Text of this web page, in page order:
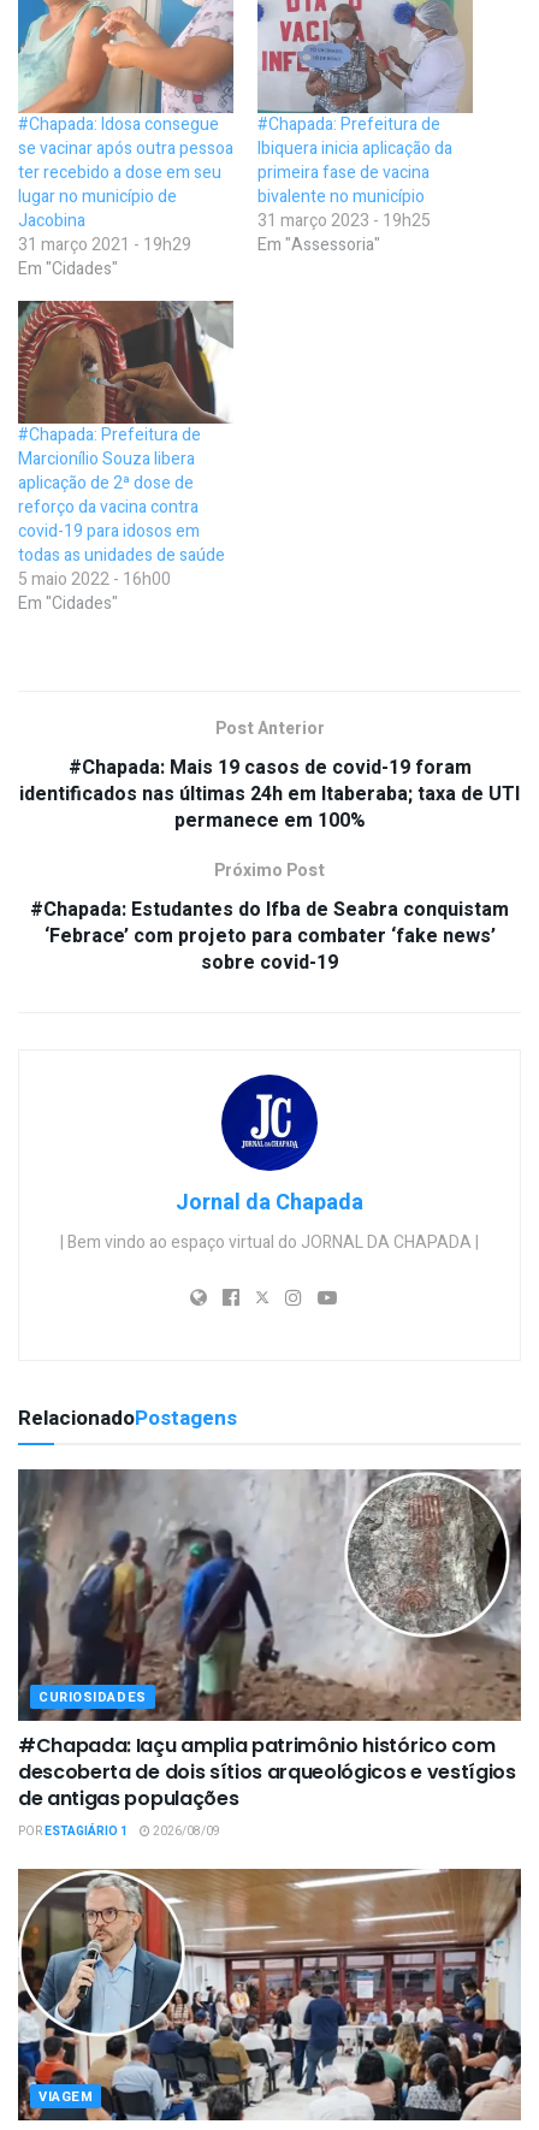
#Chapada: Idosa consegue
se vacinar após outra pessoa
ter recebido a dose em seu
lugar no município de
Jacobina
31 março 2021 - 19h29
Em "Cidades"
#Chapada: Prefeitura de
Ibiquera inicia aplicação da
primeira fase de vacina
bivalente no município
31 março 2023 - 19h25
Em "Assessoria"
#Chapada: Prefeitura de
Marcionílio Souza libera
aplicação de 2ª dose de
reforço da vacina contra
covid-19 para idosos em
todas as unidades de saúde
5 maio 2022 - 16h00
Em "Cidades"
Post Anterior
#Chapada: Mais 19 casos de covid-19 foram
identificados nas últimas 24h em Itaberaba; taxa de UTI
permanece em 100%
Próximo Post
#Chapada: Estudantes do Ifba de Seabra conquistam
‘Febrace’ com projeto para combater ‘fake news’
sobre covid-19
Jornal da Chapada
| Bem vindo ao espaço virtual do JORNAL DA CHAPADA |
RelacionadoPostagens
CURIOSIDADES
#Chapada: Iaçu amplia patrimônio histórico com
descoberta de dois sítios arqueológicos e vestígios
de antigas populações
PORESTAGIÁRIO 1 2026/08/09
VIAGEM